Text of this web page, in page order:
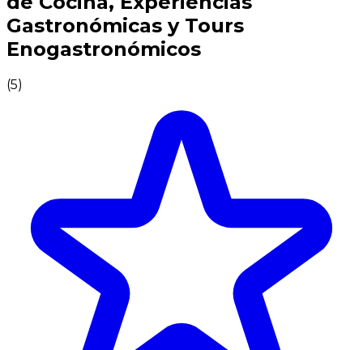
Gastronómicas y Tours
Enogastronómicos
(5)